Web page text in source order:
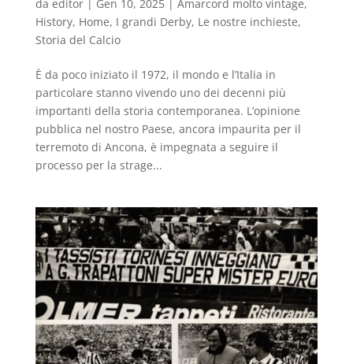
da editor| Gen 10, 2025| Amarcord molto vintage,
History, Home, I grandi Derby, Le nostre inchieste,
Storia del Calcio
È da poco iniziato il 1972, il mondo e l’Italia in
particolare stanno vivendo uno dei decenni più
importanti della storia contemporanea. L’opinione
pubblica nel nostro Paese, ancora impaurita per il
terremoto di Ancona, è impegnata a seguire il
processo per la strage...